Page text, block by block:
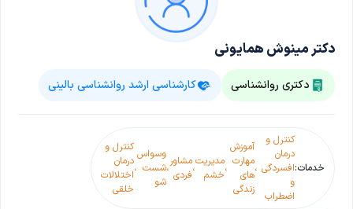
دکتر مینوش همایونی
دکتری روانشناسی کارشناسی ارشد روانشناسی بالینی
خدمات:
کنترل و
درمان
افسردگی
و
اضطراب
،
آموزش
مهارت
های
زندگی
،مدیریت
خشم
،مشاور
فردی ،
وسواس
شست
شو
،
کنترل و
درمان
اختلالات
خلقی